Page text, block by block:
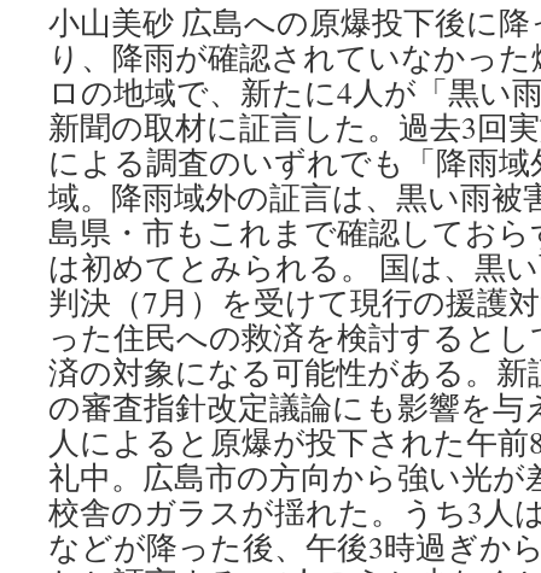
小山美砂 広島への原爆投下後に
り、降雨が確認されていなかっ
ロの地域で、新たに4人が「黒い
新聞の取材に証言した。過去3回
による調査のいずれでも「降雨
域。降雨域外の証言は、黒い雨被
島県・市もこれまで確認してお
は初めてとみられる。 国は、黒
判決（7月）を受けて現行の援護
った住民への救済を検討すると
済の対象になる可能性がある。新
の審査指針改定議論にも影響を与
人によると原爆が投下された午前
礼中。広島市の方向から強い光
校舎のガラスが揺れた。うち3人
などが降った後、午後3時過ぎか